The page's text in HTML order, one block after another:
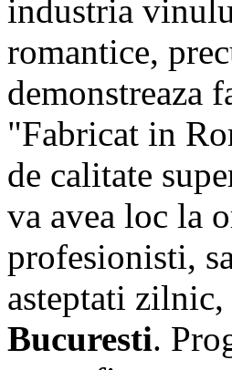
industria
romantice,
demonstreaza
"Fabricat in
de calitate
va avea loc la
profesionisti,
asteptati zilnic,
Bucuresti.